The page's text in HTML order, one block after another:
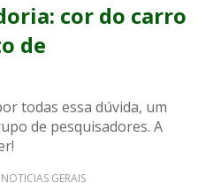
cor do carro
de
todas essa dúvida, um
de pesquisadores. A
GERAIS